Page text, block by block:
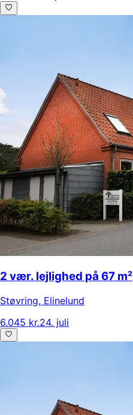
2 vær. lejlighed på 67 m²
Støvring, Elinelund
6.045 kr.24. juli